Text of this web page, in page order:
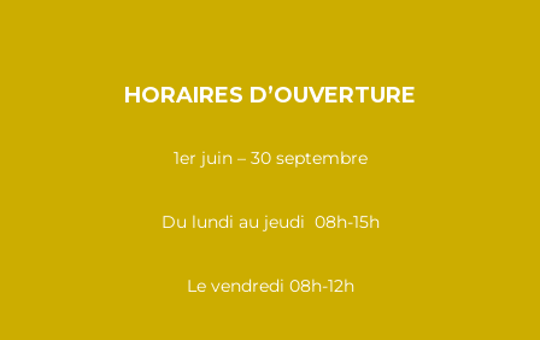
HORAIRES D’OUVERTURE
1er juin – 30 septembre
Du lundi au jeudi 08h-15h
Le vendredi 08h-12h